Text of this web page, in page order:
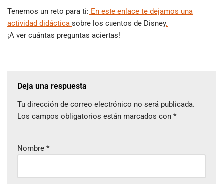
Tenemos un reto para ti: En este enlace te dejamos una
actividad didáctica sobre los cuentos de Disney.
¡A ver cuántas preguntas aciertas!
Deja una respuesta
Tu dirección de correo electrónico no será publicada.
Los campos obligatorios están marcados con *
Nombre *